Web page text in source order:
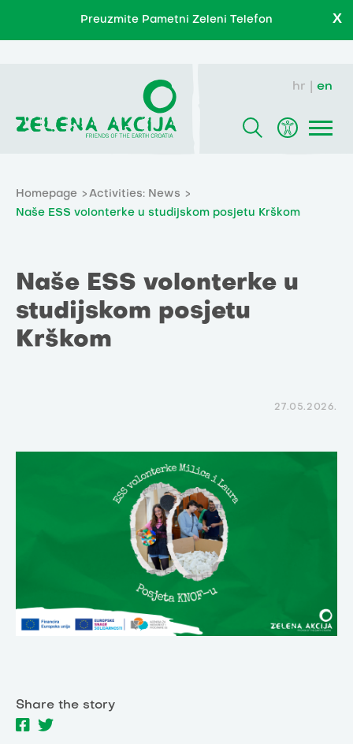
Preuzmite Pametni Zeleni Telefon X
hr en
Homepage
Activities: News
Naše ESS volonterke u studijskom posjetu Krškom
Naše ESS volonterke u
studijskom posjetu
Krškom
27.05.2026.
Share the story